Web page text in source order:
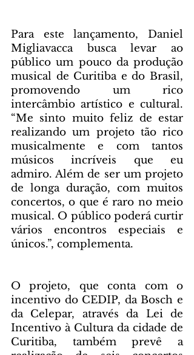
Para este lançamento, Daniel
Migliavacca busca levar ao
público um pouco da produção
musical de Curitiba e do Brasil,
promovendo um rico
intercâmbio artístico e cultural.
“Me sinto muito feliz de estar
realizando um projeto tão rico
musicalmente e com tantos
músicos incríveis que eu
admiro. Além de ser um projeto
de longa duração, com muitos
concertos, o que é raro no meio
musical. O público poderá curtir
vários encontros especiais e
únicos.”, complementa.
O projeto, que conta com o
incentivo do CEDIP, da Bosch e
da Celepar, através da Lei de
Incentivo à Cultura da cidade de
Curitiba, também prevê a